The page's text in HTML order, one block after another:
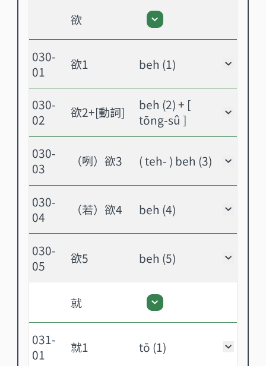
欲
欲 - 展開或關閉
030-
01
欲1 beh (1) 欲1 -
030-
02
欲2+[動詞]
beh (2) + [
tōng-sû ]
欲2+[
030-
03
（咧）欲3 ( teh- ) beh (3) （咧）
030-
04
（若）欲4 beh (4) （若）
030-
05
欲5 beh (5) 欲5 -
就
就 - 展開或關閉
031-
01
就1 tō (1) 就1 -